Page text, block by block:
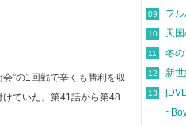
”の1回戦で辛くも勝利を収
ていた。第41話から第48
09 フ
10 天
11 冬の
12 新
13